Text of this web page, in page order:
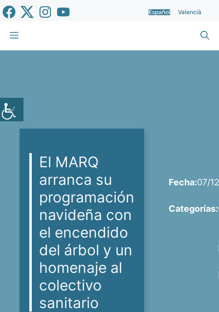
Saltar
al
contenido
Español Valencià
Menú
El MARQ
arranca su
programación
navideña con
el encendido
del árbol y un
homenaje al
colectivo
sanitario
Fecha:07/
Categorías: